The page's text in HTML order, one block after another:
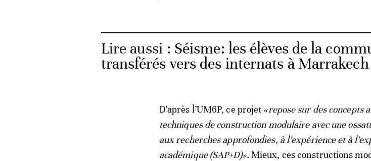
Lire aussi : Séisme: les élèves de la
transférés vers des internats à Marrakech
D’après l’UM6P, ce projet «repose sur des concepts
techniques de construction modulaire avec une
aux recherches approfondies, à l’expérience et à
académique (SAP+D)». Mieux, ces constructions